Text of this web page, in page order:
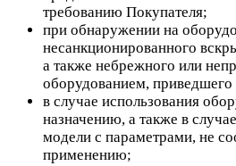
требованию Покупателя;
при обнаружении на
несанкционированного
а также небрежного или
оборудованием,
в случае использования
назначению, а также в
модели с параметрами, не
применению;